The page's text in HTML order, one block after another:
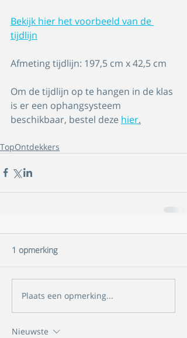
Bekijk hier het voorbeeld van de
tijdlijn
Afmeting tijdlijn: 197,5 cm x 42,5 cm
Om de tijdlijn op te hangen in de klas
is er een ophangsysteem
beschikbaar, bestel deze hier.
TopOntdekkers
1 opmerking
Plaats een opmerking...
Nieuwste